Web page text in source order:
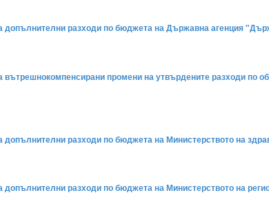
разходи по бюджета на Държавна агенция
промени на утвърдените разходи по
разходи по бюджета на Министерството на
разходи по бюджета на Министерството на